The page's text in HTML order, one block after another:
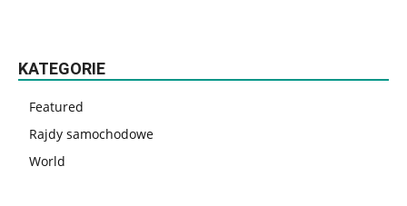
KATEGORIE
Featured
Rajdy samochodowe
World